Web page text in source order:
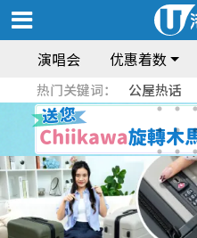
演唱会 优惠着数
热门关键词： 公屋热话